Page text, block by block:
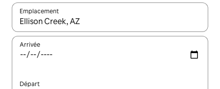
Emplacement
Quand les résultats sont affichés, parcourez-les en utilisant
Arrivée
Départ